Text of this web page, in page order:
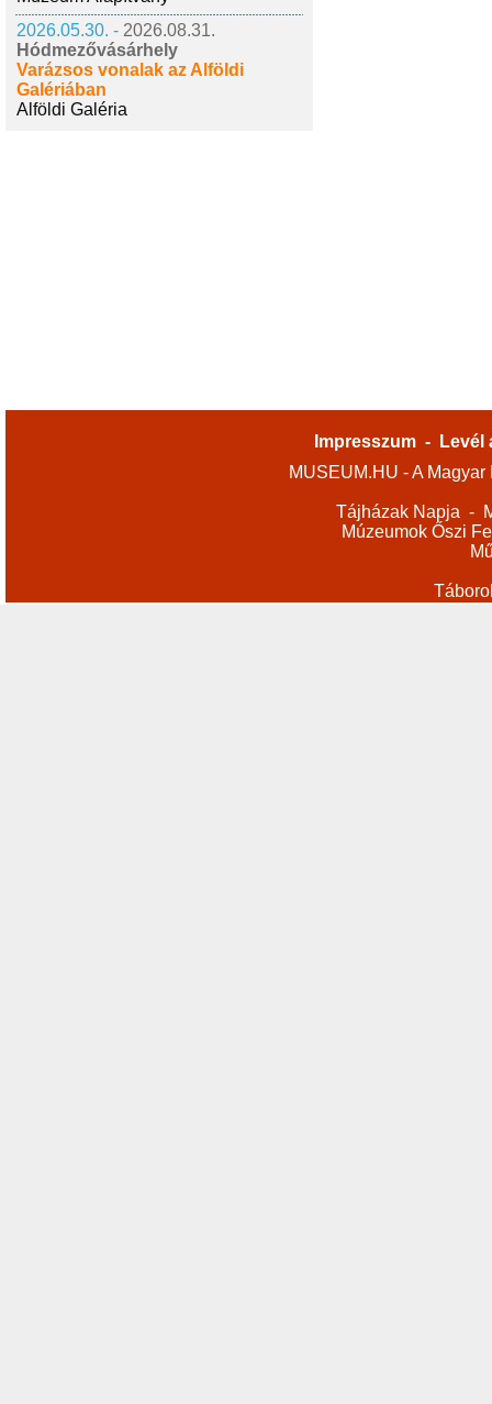
2026.05.30. - 2026.08.31.
Hódmezővásárhely
Varázsos vonalak az Alföldi
Galériában
Alföldi Galéria
Impresszum -
Levél
MUSEUM.HU - A
Tájházak Napja -
Múzeumok Őszi